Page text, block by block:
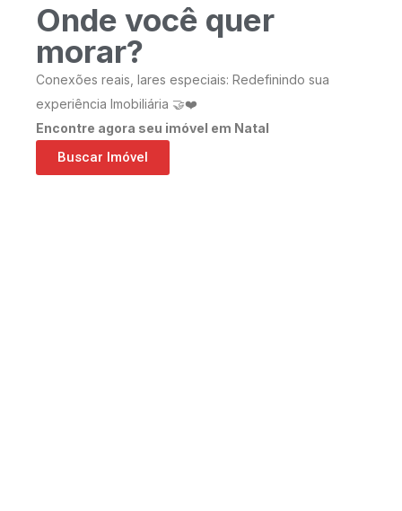
Onde você quer
morar?
Conexões reais, lares especiais: Redefinindo sua
experiência Imobiliária 🤝❤️
Encontre agora seu imóvel em Natal
Buscar Imóvel